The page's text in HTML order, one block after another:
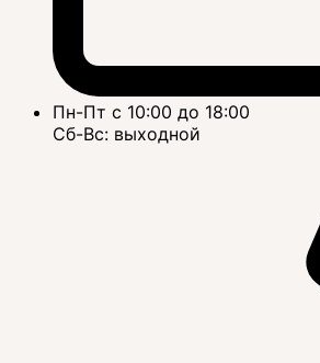
Пн-Пт с 10:00 до 18:00
Сб-Вс: выходной